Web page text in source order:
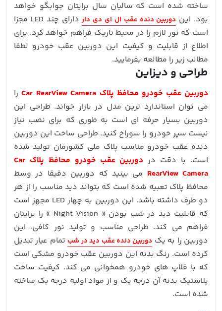
ساخته شده است که سالیان سال برایتان جوابگو خواهد
بود. این دوربین دنده عقب ال ای دی دار
دارای چند LED مجزا
است که نور لازم را در محیط تاریک فراهم خواهد کرد. برای
اطلاع از قابلیت و کیفیت این دوربین عقب خودرو لطفا
مطالب زیر را مطالعه بفرمایید.
طراحی و دیزاین
دوربین عقب خودرو محافظ پلاک Car RearView Camera
را
می توان استاندارد ترین مدل در بازار خواند. طراحی این
دوربین بسیار حرفه ای است به طوری که برای نصب نیاز
نیست سپر خودرو را سوراخ کنید. طراحی ساخت این دوربین
دنده عقب خودرو مناسب پلاک ملی کشورمان تولید شده
است. با دقت در
دوربین عقب خودرو محافظ پلاک Car
RearView Camera می بینید که دوربین دقیقا در وسط
محافظ پلاک تعبیه شده است که بتواند دید مناسب را از هر
دو طرف داشته باشد. این دوربین به چهار LED مجهز است
که قابلیت دید در شب بودن « Night Vision » را برایتان
فراهم می کند. طراحی مناسب و تولید نور کافی، این
دوربین را به یک دوربین دنده عقب دید در شب تمام عیار تبدیل
کرده است. رنگ بدنه این دوربین عقب خودرو مشکی است
که با فلاپ های خودرو همخوانی می کند. کیفیت ساخت
پلاستیک بدنه آن درجه یک و از مواد اولیه درجه یک ساخته
شده است.